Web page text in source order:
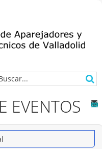
EVENTOS